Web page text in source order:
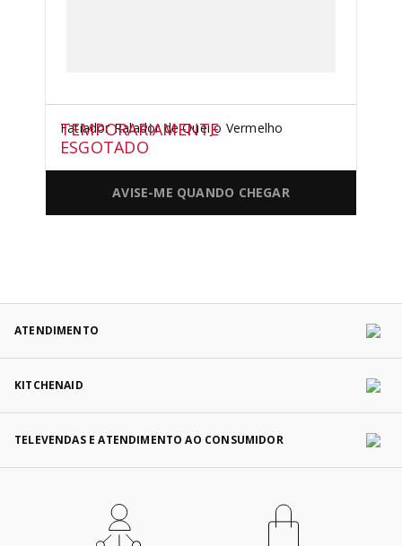
Fatiador Ralador de Queijo Vermelho
TEMPORARIAMENTE
ESGOTADO
AVISE-ME QUANDO CHEGAR
ATENDIMENTO
KITCHENAID
TELEVENDAS E ATENDIMENTO AO CONSUMIDOR